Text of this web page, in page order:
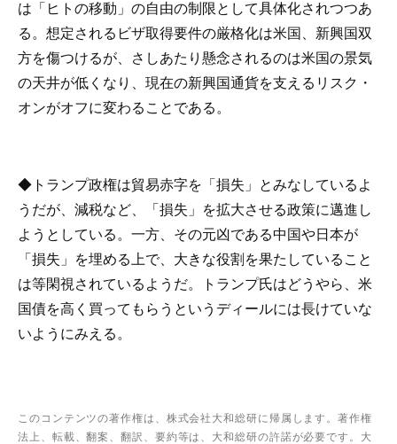
は「ヒトの移動」の自由の制限として具体化されつつあ
る。想定されるビザ取得要件の厳格化は米国、新興国双
方を傷つけるが、さしあたり懸念されるのは米国の景気
の天井が低くなり、現在の新興国通貨を支えるリスク・
オンがオフに変わることである。
◆トランプ政権は貿易赤字を「損失」とみなしているよ
うだが、減税など、「損失」を拡大させる政策に邁進し
ようとしている。一方、その元凶である中国や日本が
「損失」を埋める上で、大きな役割を果たしていること
は等閑視されているようだ。トランプ氏はどうやら、米
国債を高く買ってもらうというディールには長けていな
いようにみえる。
このコンテンツの著作権は、株式会社大和総研に帰属します。著作権
法上、転載、翻案、翻訳、要約等は、大和総研の許諾が必要です。大